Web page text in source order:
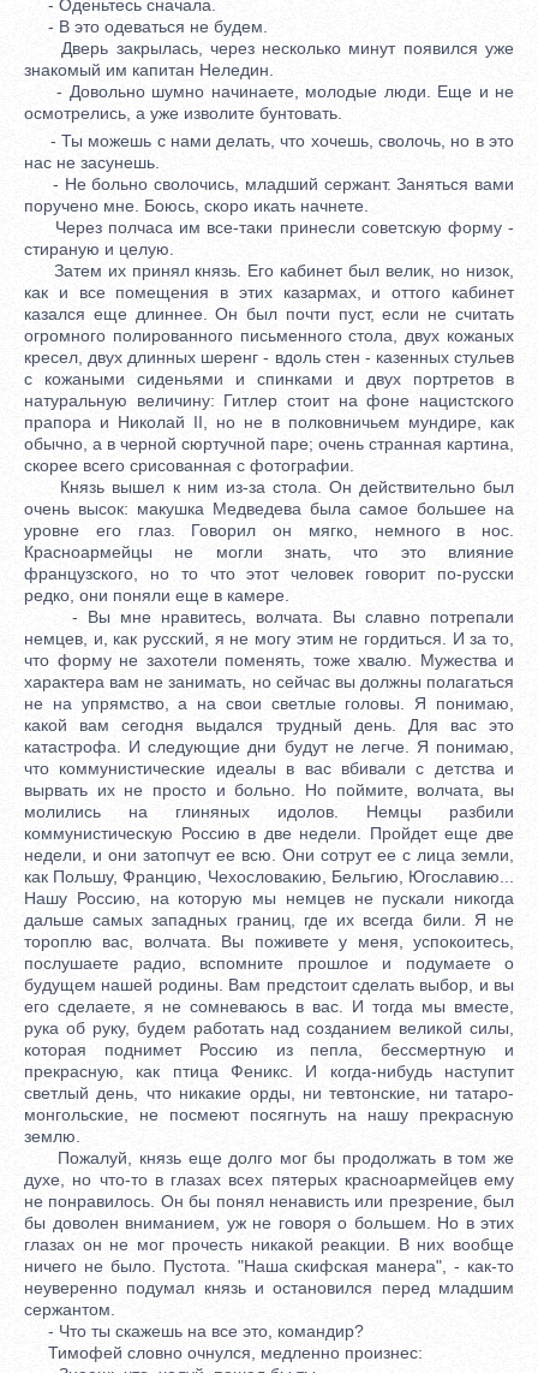
- Оденьтесь сначала.
- В это одеваться не будем.
Дверь закрылась, через несколько минут появился уже
знакомый им капитан Неледин.
- Довольно шумно начинаете, молодые люди. Еще и не
осмотрелись, а уже изволите бунтовать.
- Ты можешь с нами делать, что хочешь, сволочь, но в это
нас не засунешь.
- Не больно сволочись, младший сержант. Заняться вами
поручено мне. Боюсь, скоро икать начнете.
Через полчаса им все-таки принесли советскую форму -
стираную и целую.
Затем их принял князь. Его кабинет был велик, но низок,
как и все помещения в этих казармах, и оттого кабинет
казался еще длиннее. Он был почти пуст, если не считать
огромного полированного письменного стола, двух кожаных
кресел, двух длинных шеренг - вдоль стен - казенных стульев
с кожаными сиденьями и спинками и двух портретов в
натуральную величину: Гитлер стоит на фоне нацистского
прапора и Николай II, но не в полковничьем мундире, как
обычно, а в черной сюртучной паре; очень странная картина,
скорее всего срисованная с фотографии.
Князь вышел к ним из-за стола. Он действительно был
очень высок: макушка Медведева была самое большее на
уровне его глаз. Говорил он мягко, немного в нос.
Красноармейцы не могли знать, что это влияние
французского, но то что этот человек говорит по-русски
редко, они поняли еще в камере.
- Вы мне нравитесь, волчата. Вы славно потрепали
немцев, и, как русский, я не могу этим не гордиться. И за то,
что форму не захотели поменять, тоже хвалю. Мужества и
характера вам не занимать, но сейчас вы должны полагаться
не на упрямство, а на свои светлые головы. Я понимаю,
какой вам сегодня выдался трудный день. Для вас это
катастрофа. И следующие дни будут не легче. Я понимаю,
что коммунистические идеалы в вас вбивали с детства и
вырвать их не просто и больно. Но поймите, волчата, вы
молились на глиняных идолов. Немцы разбили
коммунистическую Россию в две недели. Пройдет еще две
недели, и они затопчут ее всю. Они сотрут ее с лица земли,
как Польшу, Францию, Чехословакию, Бельгию, Югославию...
Нашу Россию, на которую мы немцев не пускали никогда
дальше самых западных границ, где их всегда били. Я не
тороплю вас, волчата. Вы поживете у меня, успокоитесь,
послушаете радио, вспомните прошлое и подумаете о
будущем нашей родины. Вам предстоит сделать выбор, и вы
его сделаете, я не сомневаюсь в вас. И тогда мы вместе,
рука об руку, будем работать над созданием великой силы,
которая поднимет Россию из пепла, бессмертную и
прекрасную, как птица Феникс. И когда-нибудь наступит
светлый день, что никакие орды, ни тевтонские, ни татаро-
монгольские, не посмеют посягнуть на нашу прекрасную
землю.
Пожалуй, князь еще долго мог бы продолжать в том же
духе, но что-то в глазах всех пятерых красноармейцев ему
не понравилось. Он бы понял ненависть или презрение, был
бы доволен вниманием, уж не говоря о большем. Но в этих
глазах он не мог прочесть никакой реакции. В них вообще
ничего не было. Пустота. "Наша скифская манера", - как-то
неуверенно подумал князь и остановился перед младшим
сержантом.
- Что ты скажешь на все это, командир?
Тимофей словно очнулся, медленно произнес: